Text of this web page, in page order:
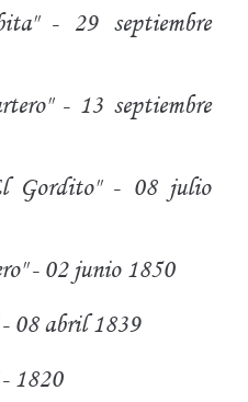
- 29 septiembre
- 13 septiembre
Gordito" - 08 julio
- 02 junio 1850
08 abril 1839
1820